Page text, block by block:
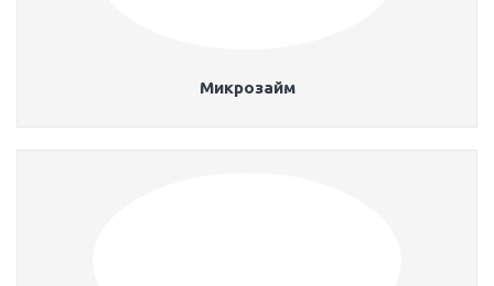
Микрозайм